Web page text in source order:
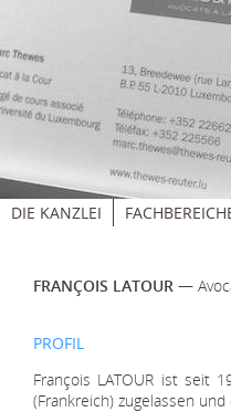
FRANÇOIS LATOUR —
PROFIL
François LATOUR ist seit
(Frankreich) zugelassen
DIE KANZLEI